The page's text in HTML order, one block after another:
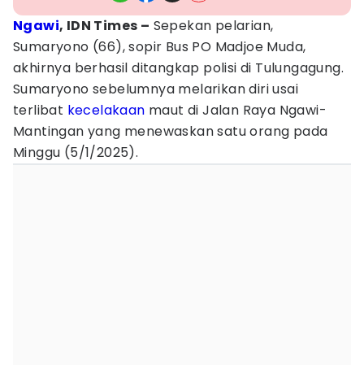
Ngawi, IDN Times – Sepekan pelarian,
Sumaryono (66), sopir Bus PO Madjoe Muda,
akhirnya berhasil ditangkap polisi di Tulungagung.
Sumaryono sebelumnya melarikan diri usai
terlibat kecelakaan maut di Jalan Raya Ngawi-
Mantingan yang menewaskan satu orang pada
Minggu (5/1/2025).